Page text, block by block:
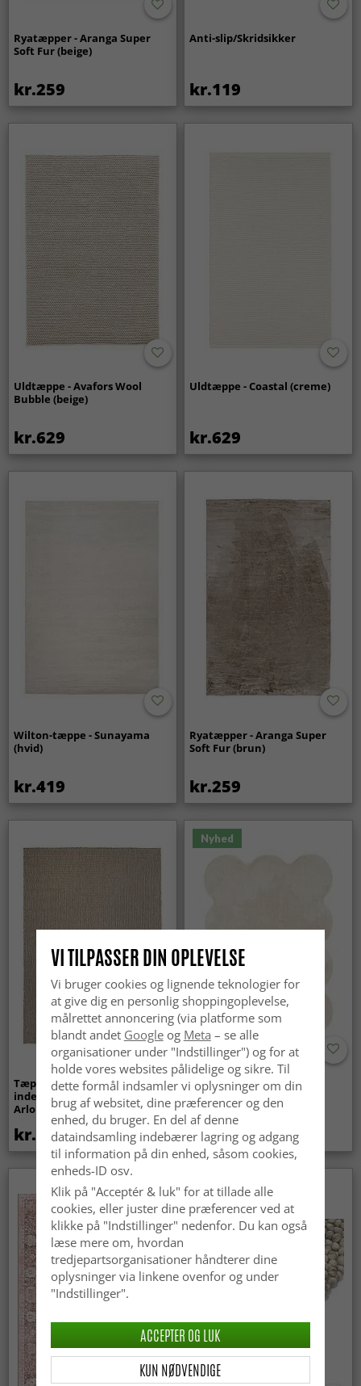
Ryatæpper - Aranga Super
Soft Fur (beige)
kr.259
Anti-slip/Skridsikker
kr.119
Uldtæppe - Avafors Wool
Bubble (beige)
kr.629
Uldtæppe - Coastal (creme)
kr.629
Wilton-tæppe - Sunayama
(hvid)
kr.419
Ryatæpper - Aranga Super
Soft Fur (brun)
kr.259
Tæpper til
indendørs/udendørs brug -
Arlo (beige)
kr.439
Nyhed
Bølget ryatæppe - Aranga
Super Soft Fur (beige)
kr.369
Nyhed
VI TILPASSER DIN OPLEVELSE
Vi bruger cookies og lignende teknologier for
at give dig en personlig shoppingoplevelse,
målrettet annoncering (via platforme som
blandt andet Googleog Meta – se alle
organisationer under "Indstillinger") og for at
holde vores websites pålidelige og sikre. Til
dette formål indsamler vi oplysninger om din
brug af websitet, dine præferencer og den
enhed, du bruger. En del af denne
dataindsamling indebærer lagring og adgang
til information på din enhed, såsom cookies,
enheds-ID osv.
Klik på "Acceptér & luk" for at tillade alle
cookies, eller juster dine præferencer ved at
klikke på "Indstillinger" nedenfor. Du kan også
læse mere om, hvordan
tredjepartsorganisationer håndterer dine
oplysninger via linkene ovenfor og under
"Indstillinger".
KUN NØDVENDIGE
ACCEPTER OG LUK